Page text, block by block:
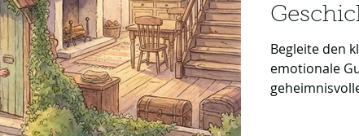
Begleite den
emotionale